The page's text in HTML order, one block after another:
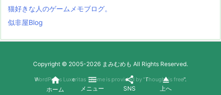
猫好きな人のゲームメモブログ。
似非屋Blog
Copyright © 2005-2026 まみむめも All Rights Reserved.
WordPress Luxeritas Theme is provided by "Thought is free".

ホーム

メニュー

SNS

上へ